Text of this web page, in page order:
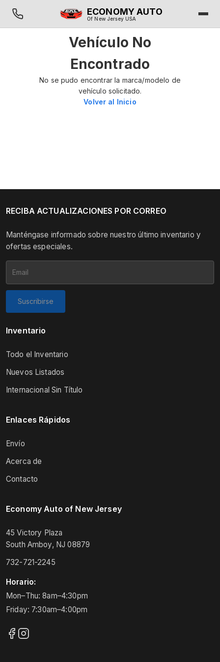
ECONOMY AUTO
Of New Jersey USA
Vehículo No
Encontrado
No se pudo encontrar la marca/modelo de
vehículo solicitado.
Volver al Inicio
RECIBA ACTUALIZACIONES POR CORREO
Manténgase informado sobre nuestro último inventario y
ofertas especiales.
Suscribirse
Inventario
Todo el Inventario
Nuevos Listados
Internacional Sin Título
Enlaces Rápidos
Envío
Acerca de
Contacto
Economy Auto of New Jersey
45 Victory Plaza
South Amboy, NJ 08879
732-721-2245
Horario:
Mon–Thu: 8am–4:30pm
Friday: 7:30am–4:00pm